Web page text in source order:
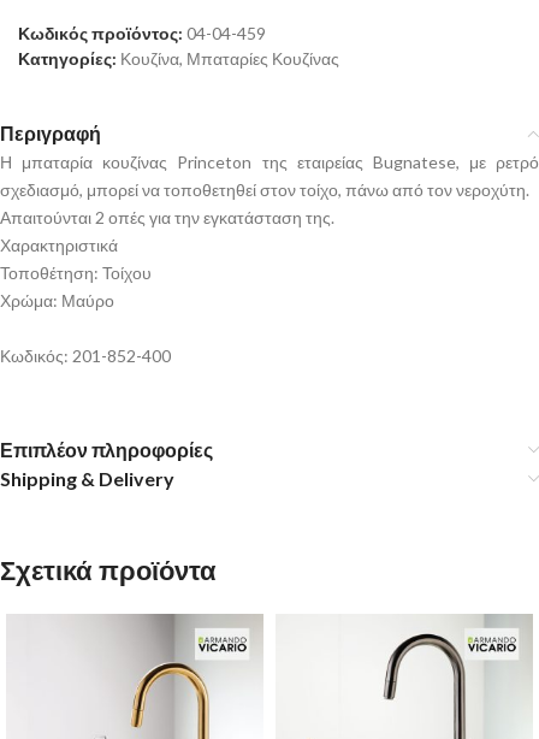
Κωδικός προϊόντος: 04-04-459
Κατηγορίες: Κουζίνα, Μπαταρίες Κουζίνας
Περιγραφή
Η μπαταρία κουζίνας Princeton της εταιρείας Bugnatese, με ρετρό
σχεδιασμό, μπορεί να τοποθετηθεί στον τοίχο, πάνω από τον νεροχύτη.
Απαιτούνται 2 οπές για την εγκατάσταση της.
Χαρακτηριστικά
Τοποθέτηση: Τοίχου
Χρώμα: Μαύρο
Κωδικός: 201-852-400
Επιπλέον πληροφορίες
Shipping & Delivery
Σχετικά προϊόντα